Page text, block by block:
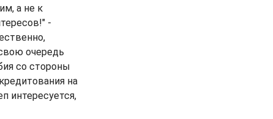
а не к
-
очередь
со стороны
на
интересуется,